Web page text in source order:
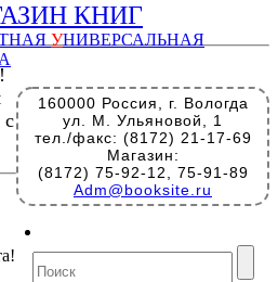
КНИГ
УНИВЕРСАЛЬНАЯ
160000 Россия, г. Вологда
ул. М. Ульяновой, 1
тел./факс: (8172) 21-17-69
Магазин:
(8172) 75-92-12, 75-91-89
Adm@booksite.ru
с